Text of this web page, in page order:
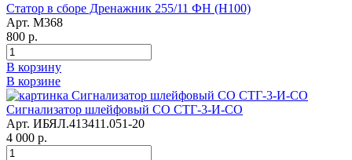
Статор в сборе Дренажник 255/11 ФН (Н100)
Арт. М368
800 р.
В корзину
В корзине
Сигнализатор шлейфовый СО СТГ-3-И-СО
Арт. ИБЯЛ.413411.051-20
4 000 р.